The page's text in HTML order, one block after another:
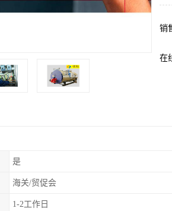
销
在
是
海关/贸促会
1-2工作日